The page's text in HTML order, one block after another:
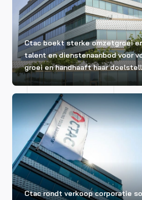
Ctac boekt sterke omzetgroei
talent en dienstenaanbod voor
groei en handhaaft haar
Ctac rondt verkoop corporatie